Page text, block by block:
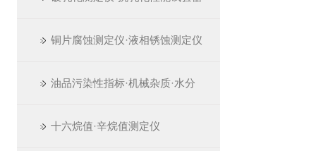
铜片腐蚀测定仪·液相锈蚀测定仪
油品污染性指标·机械杂质·水分
十六烷值·辛烷值测定仪